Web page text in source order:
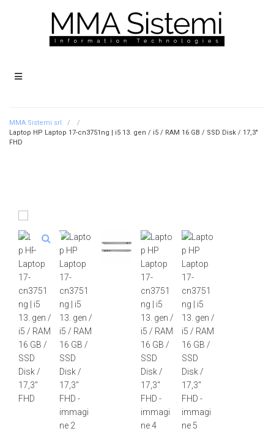
MMA Sistemi srl. /
/
Laptop HP Laptop 17-cn3751ng | i5 13. gen / i5 / RAM 16 GB / SSD Disk / 17,3″
FHD